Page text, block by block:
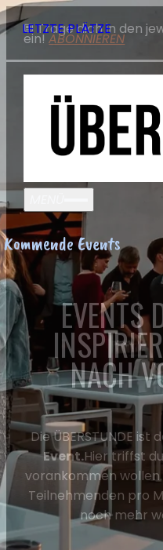
Trage dich in den
ein!ABONNIEREN
EVENTS
NACH
Die ÜBERSTUNDE ist
Event.Hier triffst
vorankommen
Teilnehmenden pro
noch mehr
Kommende Events
LETZTE PLÄTZE